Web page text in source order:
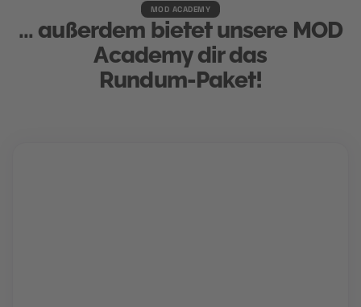
MOD ACADEMY
... außerdem bietet unsere MOD
Academy dir das
Rundum-Paket!